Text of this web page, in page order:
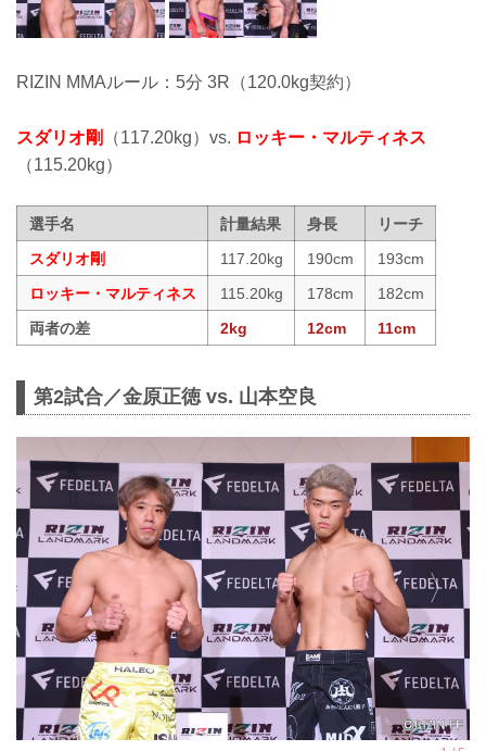
RIZIN MMAルール：5分 3R（120.0kg契約）
スダリオ剛 （117.20kg）vs. ロッキー・マルティネス
（115.20kg）
選手名 計量結果 身長
リーチ
スダリオ剛
117.20kg 190cm
193cm
ロッキー・マルティネス
115.20kg 178cm
182cm
両者の差
2kg 12cm 11cm
第2試合／金原正徳 vs. 山本空良